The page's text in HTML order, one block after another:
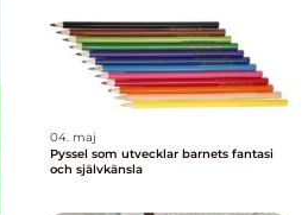
04. maj
Pyssel som utvecklar barnets fantasi
och självkänsla